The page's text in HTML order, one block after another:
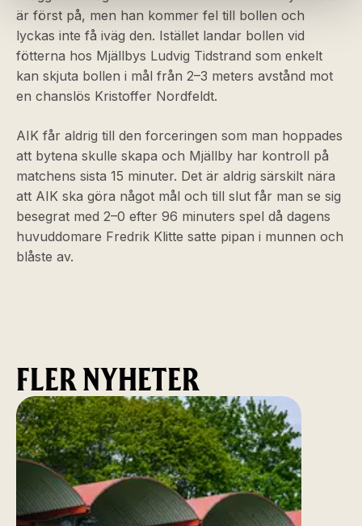
är först på, men han kommer fel till bollen och
lyckas inte få iväg den. Istället landar bollen vid
fötterna hos Mjällbys Ludvig Tidstrand som enkelt
kan skjuta bollen i mål från 2–3 meters avstånd mot
en chanslös Kristoffer Nordfeldt.
AIK får aldrig till den forceringen som man hoppades
att bytena skulle skapa och Mjällby har kontroll på
matchens sista 15 minuter. Det är aldrig särskilt nära
att AIK ska göra något mål och till slut får man se sig
besegrat med 2–0 efter 96 minuters spel då dagens
huvuddomare Fredrik Klitte satte pipan i munnen och
blåste av.
FLER NYHETER